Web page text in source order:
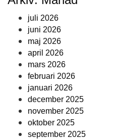
juli 2026
juni 2026
maj 2026
april 2026
mars 2026
februari 2026
januari 2026
december 2025
november 2025
oktober 2025
september 2025